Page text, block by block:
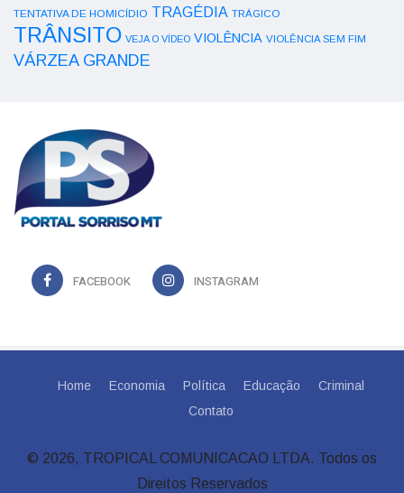
TENTATIVA DE HOMICÍDIO TRAGÉDIA TRÁGICO
TRÂNSITO VEJA O VÍDEO VIOLÊNCIA VIOLÊNCIA SEM FIM
VÁRZEA GRANDE
FACEBOOK INSTAGRAM
Home Economia Política Educação
Criminal
Contato
© 2026, TROPICAL COMUNICACAO LTDA. Todos os
Direitos Reservados